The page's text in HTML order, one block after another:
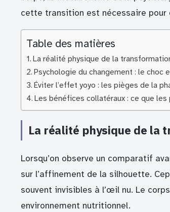
cette transition est nécessaire
Table des matières
La réalité physique de la
Psychologie du changement : le choc
Éviter l’effet yoyo : les pièges de la
Les bénéfices collatéraux : ce que
La réalité physique de la
Lorsqu’on observe un comparatif
sur l’affinement de la silhouette.
souvent invisibles à l’œil nu. Le
environnement nutritionnel.